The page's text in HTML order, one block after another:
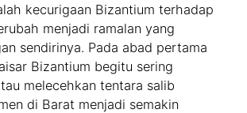
kecurigaan Bizantium terhadap
menjadi ramalan yang
sendirinya. Pada abad pertama
Bizantium begitu sering
melecehkan tentara salib
di Barat menjadi semakin